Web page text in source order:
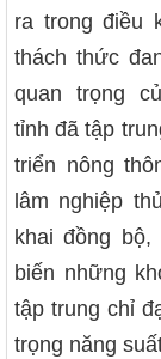
ra trong điều
thách thức
quan trọng
tỉnh đã tập
triển nông
lâm nghiệp
khai đồng
biến những
tập trung chỉ
trọng năng